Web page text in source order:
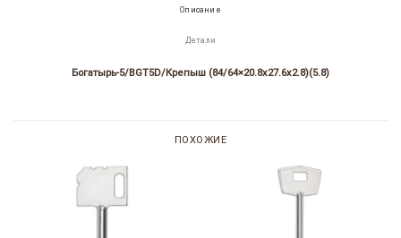
Описание
Детали
Богатырь-5/BGT5D/Крепыш (84/64×20.8х27.6х2.8)(5.8)
ПОХОЖИЕ